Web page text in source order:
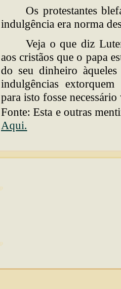
Os protestantes
indulgência era norma
Veja o que diz
aos cristãos que o papa
do seu dinheiro
indulgências
para isto fosse
Fonte: Esta e outras
Aqui.